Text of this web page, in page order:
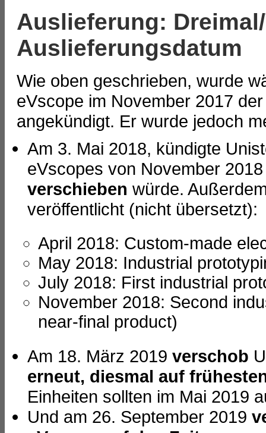
Auslieferung:
Auslieferungsdatum
Wie oben geschrieben, wurde
eVscope im November 2017
angekündigt. Er wurde jedoch
Am 3. Mai 2018, kündigte
eVscopes von November
verschieben würde.
veröffentlicht (nicht übersetzt):
April 2018: Custom-made
May 2018: Industrial
July 2018: First industrial
November 2018: Second
near-final product)
Am 18. März 2019 verschob
erneut, diesmal auf
Einheiten sollten im Mai 2019
Und am 26. September 2019